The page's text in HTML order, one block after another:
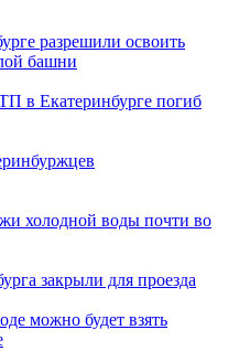
разрешили освоить
башни
в Екатеринбурге погиб
холодной воды почти во
закрыли для проезда
можно будет взять